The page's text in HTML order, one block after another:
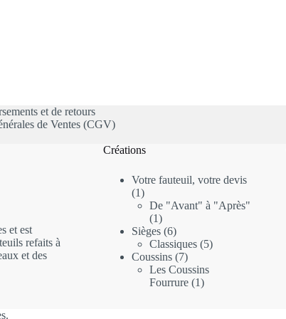
et de retours
de Ventes (CGV)
et est
refaits à
et des
Créations
Votre fauteuil, votre devis
11
produit
De "Avant" à "Après"
11
produit
Sièges 66
produits
Classiques 55
Coussins 77
produits
Les Coussins
Fourrure 11
.